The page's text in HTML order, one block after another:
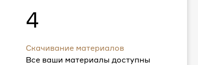
4
Скачивание материалов
Все ваши материалы доступны